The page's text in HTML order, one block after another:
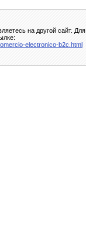
на другой сайт. Для
electronico-b2c.html